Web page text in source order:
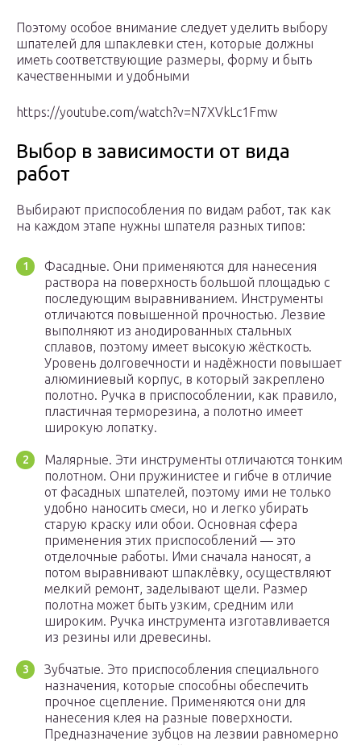
Поэтому особое внимание следует уделить выбору
шпателей для шпаклевки стен, которые должны
иметь соответствующие размеры, форму и быть
качественными и удобными
https://youtube.com/watch?v=N7XVkLc1Fmw
Выбор в зависимости от вида
работ
Выбирают приспособления по видам работ, так как
на каждом этапе нужны шпателя разных типов:
Фасадные. Они применяются для нанесения
раствора на поверхность большой площадью с
последующим выравниванием. Инструменты
отличаются повышенной прочностью. Лезвие
выполняют из анодированных стальных
сплавов, поэтому имеет высокую жёсткость.
Уровень долговечности и надёжности повышает
алюминиевый корпус, в который закреплено
полотно. Ручка в приспособлении, как правило,
пластичная терморезина, а полотно имеет
широкую лопатку.
Малярные. Эти инструменты отличаются тонким
полотном. Они пружинистее и гибче в отличие
от фасадных шпателей, поэтому ими не только
удобно наносить смеси, но и легко убирать
старую краску или обои. Основная сфера
применения этих приспособлений — это
отделочные работы. Ими сначала наносят, а
потом выравнивают шпаклёвку, осуществляют
мелкий ремонт, заделывают щели. Размер
полотна может быть узким, средним или
широким. Ручка инструмента изготавливается
из резины или древесины.
Зубчатые. Это приспособления специального
назначения, которые способны обеспечить
прочное сцепление. Применяются они для
нанесения клея на разные поверхности.
Предназначение зубцов на лезвии равномерно